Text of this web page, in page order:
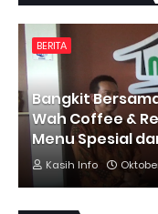
BERITA
Bangkit
Wah Coffee &
Menu Spesial
Kasih Info